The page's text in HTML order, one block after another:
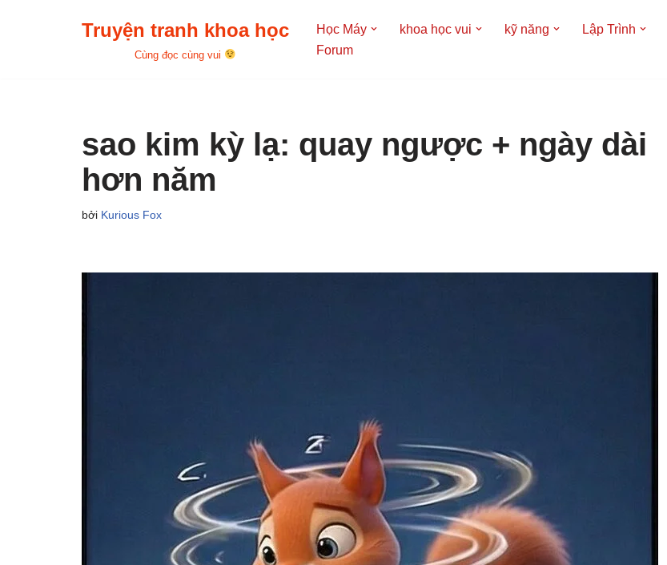
Truyện tranh khoa học
Cùng đọc cùng vui
Học Máy khoa học vui kỹ năng Lập Trình
Forum
sao kim kỳ lạ: quay ngược + ngày dài
hơn năm
bởi Kurious Fox